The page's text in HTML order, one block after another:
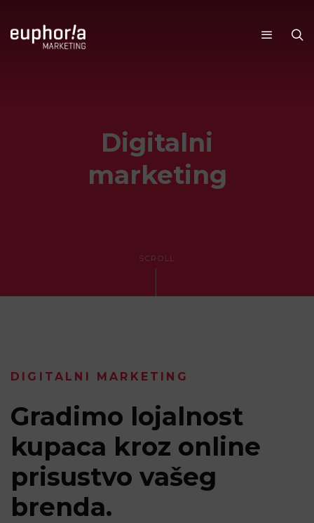
Digitalni
marketing
SCROLL
DIGITALNI MARKETING
Gradimo lojalnost
kupaca kroz online
prisustvo vašeg
brenda.